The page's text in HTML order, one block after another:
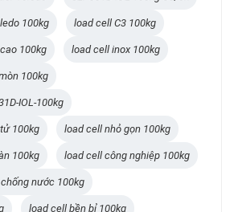
100kg load cell C3 100kg
100kg load cell inox 100kg
100kg
IOL-100kg
100kg load cell nhỏ gọn 100kg
100kg load cell công nghiệp 100kg
nước 100kg
load cell bền bỉ 100kg